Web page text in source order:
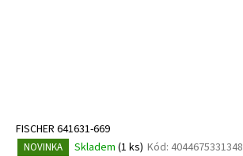
FISCHER 641631-669
NOVINKA Skladem (1 ks) Kód: 4044675331348